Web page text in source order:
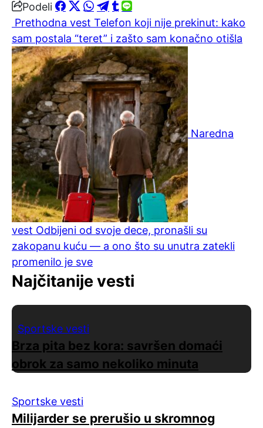
Podeli
Prethodna vest Telefon koji nije prekinut: kako
sam postala “teret” i zašto sam konačno otišla
Naredna
vest Odbijeni od svoje dece, pronašli su
zakopanu kuću — a ono što su unutra zatekli
promenilo je sve
Najčitanije vesti
Sportske vesti
Brza pita bez kora: savršen domaći
obrok za samo nekoliko minuta
Sportske vesti
Milijarder se prerušio u skromnog